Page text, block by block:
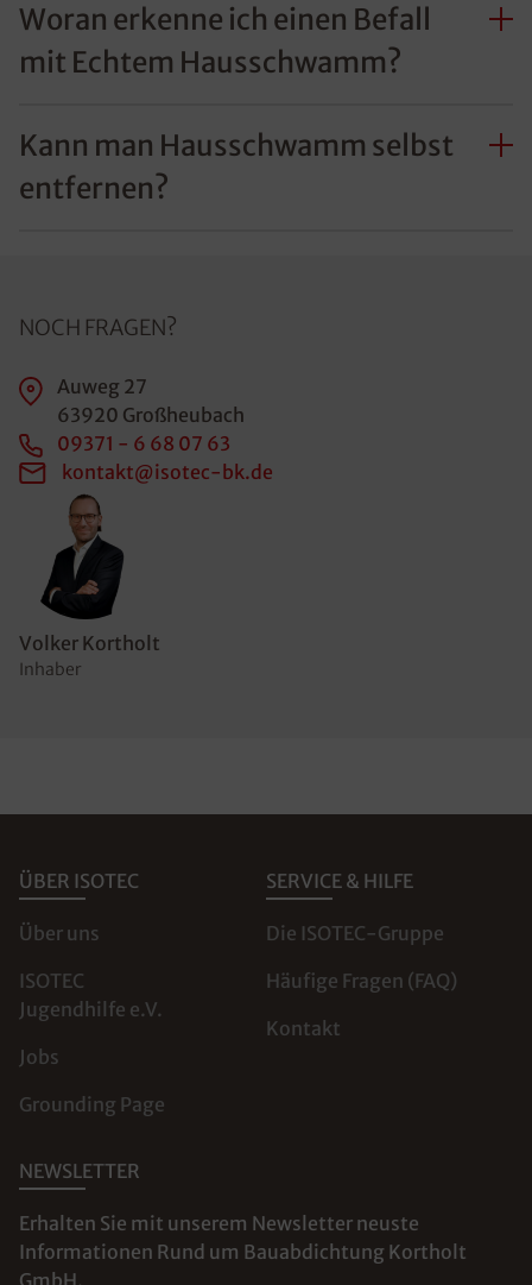
Woran erkenne ich einen Befall
mit Echtem Hausschwamm?
Kann man Hausschwamm selbst
entfernen?
Volker Kortholt
Inhaber
NOCH FRAGEN?
Auweg 27
63920 Großheubach
09371 - 6 68 07 63
kontakt@isotec-bk.de
ÜBER ISOTEC
Über uns
ISOTEC
Jugendhilfe e.V.
Jobs
Grounding Page
SERVICE & HILFE
Die ISOTEC-Gruppe
Häufige Fragen (FAQ)
Kontakt
NEWSLETTER
Erhalten Sie mit unserem Newsletter neuste
Informationen Rund um Bauabdichtung Kortholt
GmbH.